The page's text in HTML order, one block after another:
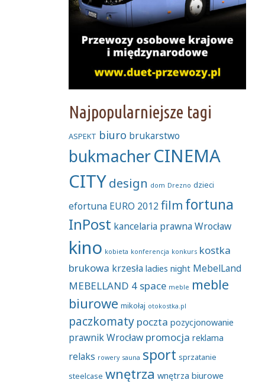
Najpopularniejsze tagi
ASPEKT biuro brukarstwo
bukmacherCINEMA
CITYdesign dom Drezno dzieci
efortuna EURO 2012film fortuna
InPost kancelaria prawna Wrocław
kino kobieta konferencja konkurs kostka
brukowa krzesła ladies night MebelLand
MEBELLAND 4 space meble meble
biurowe mikołaj otokostka.pl
paczkomaty poczta pozycjonowanie
prawnik Wrocław promocja reklama
relaks rowery sauna sport sprzatanie
steelcase wnętrza wnętrza biurowe